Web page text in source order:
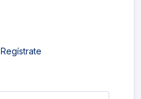
Regístrate